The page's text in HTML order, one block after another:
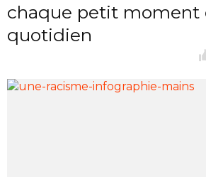
chaque petit moment
quotidien